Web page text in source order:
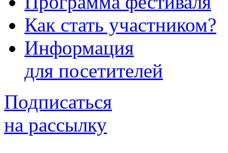
Как стать участником?
Информация
для посетителей
Подписаться
на рассылку